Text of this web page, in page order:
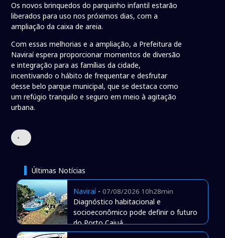
Os novos brinquedos do parquinho infantil estarão
liberados para uso nos próximos dias, com a
ampliação da caixa de areia.
Com essas melhorias e a ampliação, a Prefeitura de
Naviraí espera proporcionar momentos de diversão
e integração para as famílias da cidade,
incentivando o hábito de frequentar e desfrutar
desse belo parque municipal, que se destaca como
um refúgio tranquilo e seguro em meio à agitação
urbana.
•
Últimas Notícias
Naviraí- 07/08/2026 10h28min
Diagnóstico habitacional e
socioeconômico pode definir o futuro
do Porto Caiuá